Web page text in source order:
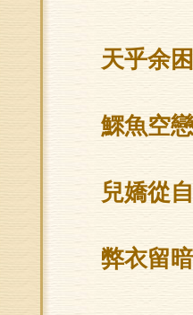
天乎余
鰥魚空
兒嬌從
弊衣留